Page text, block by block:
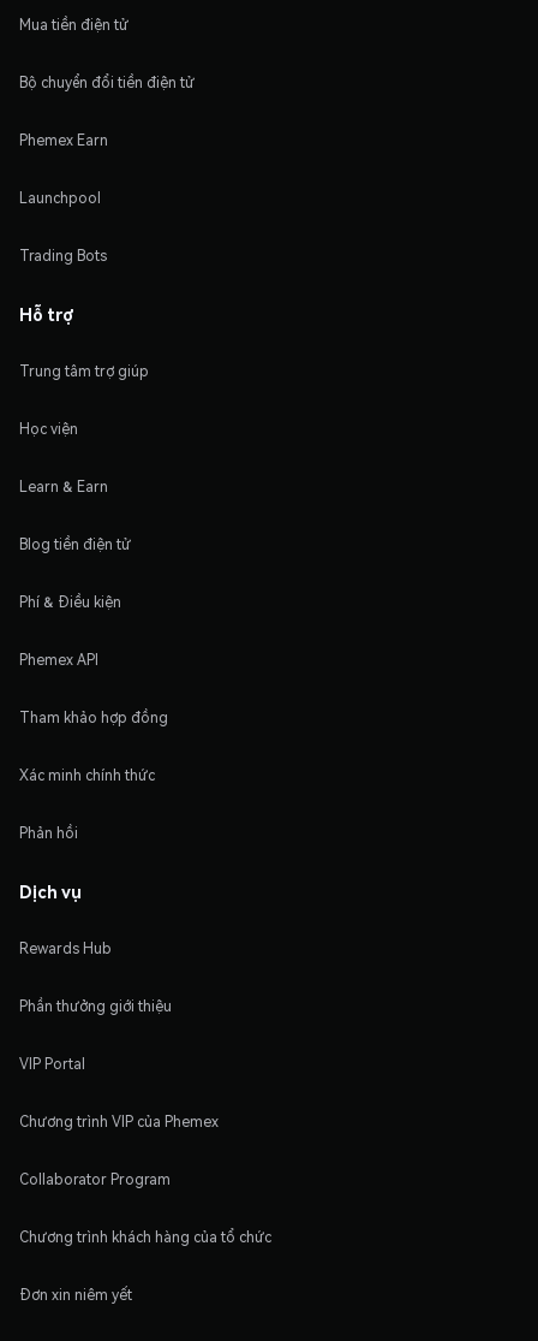
Mua tiền điện tử
Bộ chuyển đổi tiền điện tử
Phemex Earn
Launchpool
Trading Bots
Hỗ trợ
Trung tâm trợ giúp
Học viện
Learn & Earn
Blog tiền điện tử
Phí & Điều kiện
Phemex API
Tham khảo hợp đồng
Xác minh chính thức
Phản hồi
Dịch vụ
Rewards Hub
Phần thưởng giới thiệu
VIP Portal
Chương trình VIP của Phemex
Collaborator Program
Chương trình khách hàng của tổ chức
Đơn xin niêm yết